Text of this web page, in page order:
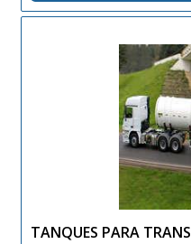
TANQUES PARA